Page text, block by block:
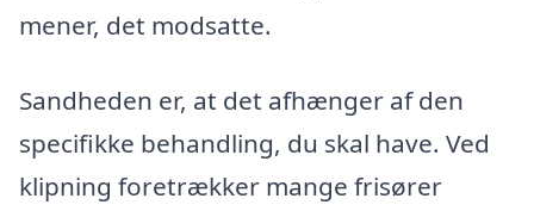
mener, det modsatte.
Sandheden er, at det afhænger af den
specifikke behandling, du skal have. Ved
klipning foretrækker mange frisører